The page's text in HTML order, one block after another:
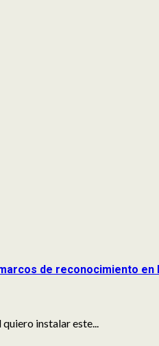
de reconocimiento en
instalar este...